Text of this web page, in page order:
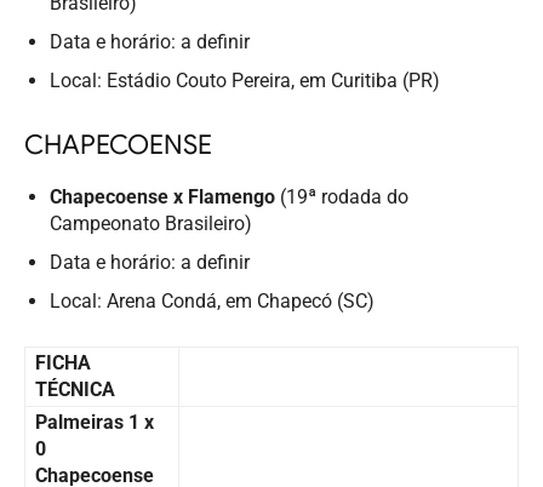
Data e horário: a definir
Local: Estádio Couto Pereira, em Curitiba (PR)
CHAPECOENSE
Chapecoense x Flamengo (19ª rodada do
Campeonato Brasileiro)
Data e horário: a definir
Local: Arena Condá, em Chapecó (SC)
FICHA
TÉCNICA
Palmeiras 1 x
0
Chapecoense